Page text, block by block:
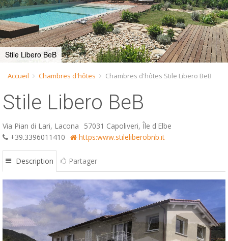
FRA
PYC
DAN
Stile Libero BeB
Accueil Chambres d'hôtes Chambres d'hôtes Stile Libero BeB
Stile Libero BeB
Via Pian di Lari, Lacona
57031 Capoliveri, Île d'Elbe
+39.3396011410
https:www.stileliberobnb.it
Description Partager